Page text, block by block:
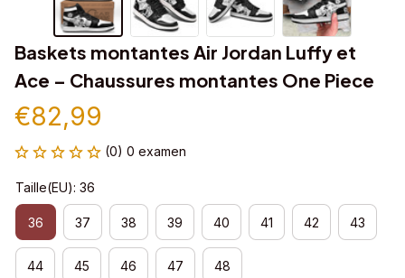
Baskets montantes Air Jordan Luffy et
Ace – Chaussures montantes One Piece
€82,99
(0) 0 examen
Taille(EU): 36
36 37 38 39 40 41 42 43
44 45 46 47 48